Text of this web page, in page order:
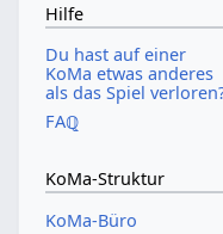
Hilfe
Du hast auf einer
KoMa etwas anderes
als das Spiel
FAℚ
KoMa-Struktur
KoMa-Büro